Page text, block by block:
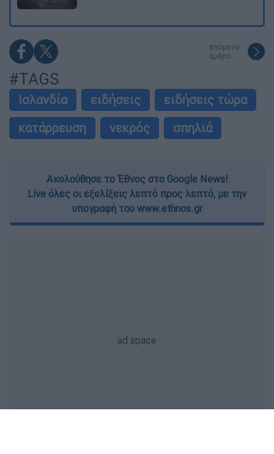
επόμενο
άρθρο
#TAGS
Ισλανδία ειδήσεις
ειδήσεις τώρα
κατάρρευση
νεκρός σπηλιά
Ακολούθησε το Έθνος στο Google News!
Live όλες οι εξελίξεις λεπτό προς λεπτό, με την
υπογραφή του www.ethnos.gr